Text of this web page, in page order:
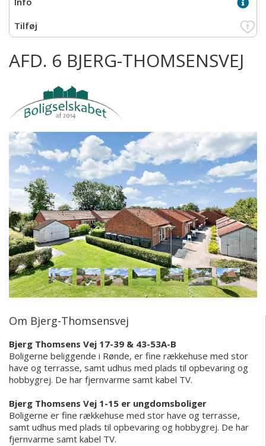
AFD. 6 BJERG-THOMSENSVEJ
Om Bjerg-Thomsensvej
Bjerg Thomsens Vej 17-39 & 43-53A-B
Boligerne beliggende i Rønde, er fine rækkehuse med stor
have og terrasse, samt udhus med plads til opbevaring og
hobbygrej. De har fjernvarme samt kabel TV.
Bjerg Thomsens Vej 1-15 er ungdomsboliger
Boligerne er fine rækkehuse med stor have og terrasse,
samt udhus med plads til opbevaring og hobbygrej. De har
fjernvarme samt kabel TV.